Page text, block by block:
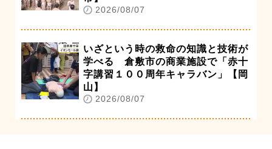
2026/08/07
いざという時の救命の知識と技術が
学べる 倉敷市の商業施設で「赤十
字講習１００周年キャラバン」【岡
山】
2026/08/07